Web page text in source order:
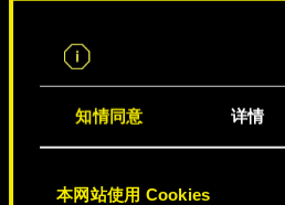
知情同意 详情
本网站使用 Cookies